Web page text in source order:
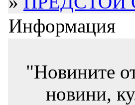
Информация
"Новините
новини,